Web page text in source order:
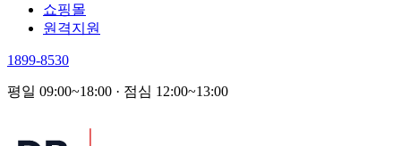
쇼핑몰
원격지원
1899-8530
평일 09:00~18:00 · 점심 12:00~13:00